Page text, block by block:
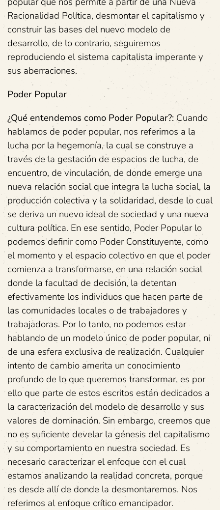
Racionalidad Política, desmontar el capitalismo y
construir las bases del nuevo modelo de
desarrollo, de lo contrario, seguiremos
reproduciendo el sistema capitalista imperante y
sus aberraciones.
Poder Popular
¿Qué entendemos como Poder Popular?: Cuando
hablamos de poder popular, nos referimos a la
lucha por la hegemonía, la cual se construye a
través de la gestación de espacios de lucha, de
encuentro, de vinculación, de donde emerge una
nueva relación social que integra la lucha social, la
producción colectiva y la solidaridad, desde lo cual
se deriva un nuevo ideal de sociedad y una nueva
cultura política. En ese sentido, Poder Popular lo
podemos definir como Poder Constituyente, como
el momento y el espacio colectivo en que el poder
comienza a transformarse, en una relación social
donde la facultad de decisión, la detentan
efectivamente los individuos que hacen parte de
las comunidades locales o de trabajadores y
trabajadoras. Por lo tanto, no podemos estar
hablando de un modelo único de poder popular, ni
de una esfera exclusiva de realización. Cualquier
intento de cambio amerita un conocimiento
profundo de lo que queremos transformar, es por
ello que parte de estos escritos están dedicados a
la caracterización del modelo de desarrollo y sus
valores de dominación. Sin embargo, creemos que
no es suficiente develar la génesis del capitalismo
y su comportamiento en nuestra sociedad. Es
necesario caracterizar el enfoque con el cual
estamos analizando la realidad concreta, porque
es desde allí de donde la desmontaremos. Nos
referimos al enfoque crítico emancipador.